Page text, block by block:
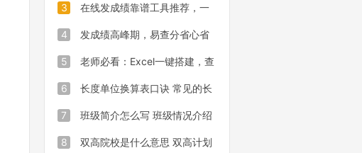
让家长扫码查询高效又便捷
3 在线发成绩靠谱工具推荐，一
分钟发布全班成绩查询，家长自主查
询
4 发成绩高峰期，易查分省心省
力批量下发全班全校考试分数
5 老师必看：Excel一键搭建，查
分从此超方便
6 长度单位换算表口诀 常见的长
度单位之间的进率一览
7 班级简介怎么写 班级情况介绍
范文
8 双高院校是什么意思 双高计划